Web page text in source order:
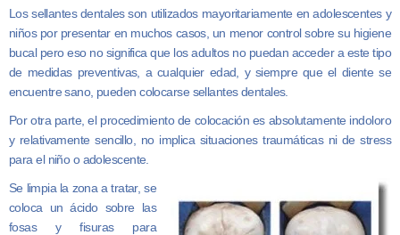
Los sellantes dentales son utilizados mayoritariamente en adolescentes y
niños por presentar en muchos casos, un menor control sobre su higiene
bucal pero eso no significa que los adultos no puedan acceder a este tipo
de medidas preventivas, a cualquier edad, y siempre que el diente se
encuentre sano, pueden colocarse sellantes dentales.
Por otra parte, el procedimiento de colocación es absolutamente indoloro
y relativamente sencillo, no implica situaciones traumáticas ni de stress
para el niño o adolescente.
Se limpia la zona a tratar, se
coloca un ácido sobre las
fosas y fisuras para